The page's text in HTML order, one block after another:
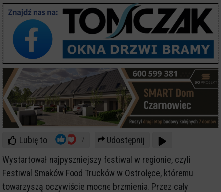
Lubię to 7
Udostępnij
Wystartował najpyszniejszy festiwal w regionie, czyli
Festiwal Smaków Food Trucków w Ostrołęce, któremu
towarzyszą oczywiście mocne brzmienia. Przez cały